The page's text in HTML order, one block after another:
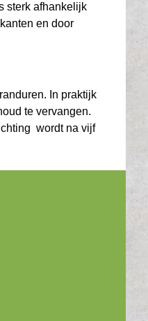
sterk afhankelijk
en door
In praktijk
te vervangen.
wordt na vijf